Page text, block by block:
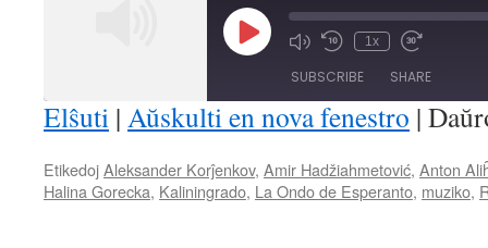
Play
Episode Mute/Unmute
Rewind
Seconds
1x
Fast
30
seconds
SUBSCRIBE SHARE
RSS FEED
LINK
Elŝuti | Aŭskulti en nova fenestro |
EtikedojAleksander Korĵenkov, Amir Hadžiahmetović, Anton
Halina Gorecka, Kaliningrado, La Ondo de Esperanto, muziko,